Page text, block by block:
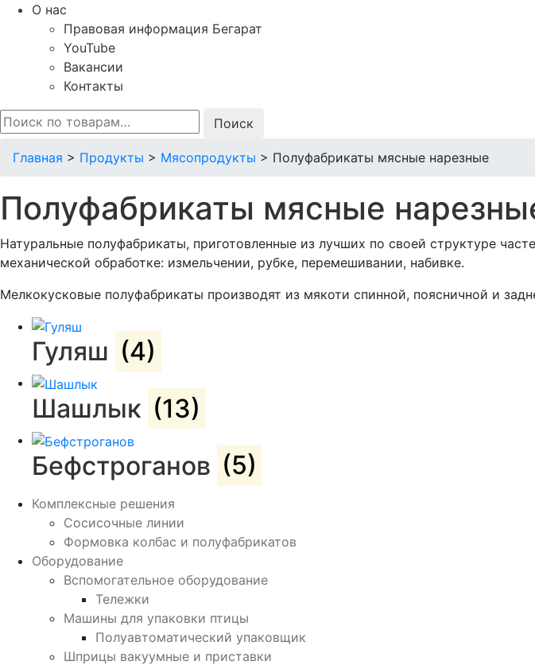
О нас
Правовая информация Бегарат
YouTube
Вакансии
Контакты
Искать:
Главная > Продукты > Мясопродукты > Полуфабрикаты мясные нарезные
Полуфабрикаты мясные
Натуральные полуфабрикаты, приготовленные из лучших по своей структуре
механической обработке: измельчении, рубке, перемешивании, набивке.
Мелкокусковые полуфабрикаты производят из мякоти спинной, поясничной и
Гуляш (4)
Шашлык (13)
Бефстроганов (5)
Комплексные решения
Сосисочные линии
Формовка колбас и полуфабрикатов
Оборудование
Вспомогательное оборудование
Тележки
Машины для упаковки птицы
Полуавтоматический упаковщик
Шприцы вакуумные и приставки